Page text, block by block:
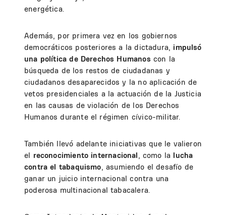
energética.
Además, por primera vez en los gobiernos
democráticos posteriores a la dictadura, impulsó
una política de Derechos Humanos con la
búsqueda de los restos de ciudadanas y
ciudadanos desaparecidos y la no aplicación de
vetos presidenciales a la actuación de la Justicia
en las causas de violación de los Derechos
Humanos durante el régimen cívico-militar.
También llevó adelante iniciativas que le valieron
el reconocimiento internacional, como la lucha
contra el tabaquismo, asumiendo el desafío de
ganar un juicio internacional contra una
poderosa multinacional tabacalera.